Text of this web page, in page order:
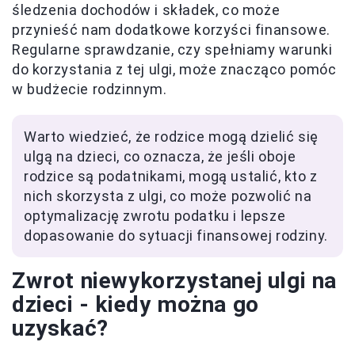
śledzenia dochodów i składek, co może
przynieść nam dodatkowe korzyści finansowe.
Regularne sprawdzanie, czy spełniamy warunki
do korzystania z tej ulgi, może znacząco pomóc
w budżecie rodzinnym.
Warto wiedzieć, że rodzice mogą dzielić się
ulgą na dzieci, co oznacza, że jeśli oboje
rodzice są podatnikami, mogą ustalić, kto z
nich skorzysta z ulgi, co może pozwolić na
optymalizację zwrotu podatku i lepsze
dopasowanie do sytuacji finansowej rodziny.
Zwrot niewykorzystanej ulgi na
dzieci - kiedy można go
uzyskać?